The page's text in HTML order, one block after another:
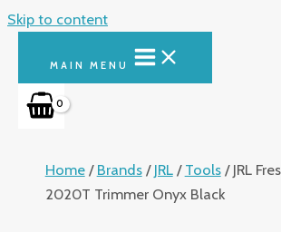
Skip to content
MAIN MENU
Home/ Brands/ JRL/ Tools/ JRL
2020T Trimmer Onyx Black